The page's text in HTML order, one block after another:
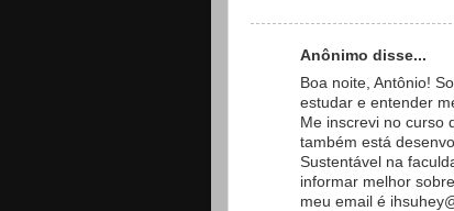
Anônimo disse...
Boa noite, Antônio!
estudar e entender
Me inscrevi no curso
também está
Sustentável na
informar melhor
meu email é